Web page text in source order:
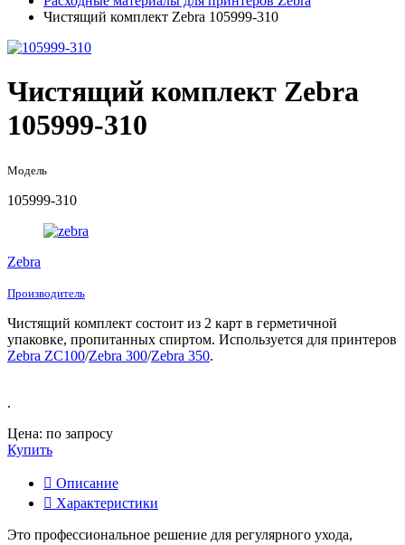
Чистящий комплект Zebra 105999-310
Чистящий комплект Zebra
105999-310
Модель
105999-310
Zebra
Производитель
Чистящий комплект состоит из 2 карт в герметичной
упаковке, пропитанных спиртом. Используется для принтеров
Zebra ZС100/Zebra 300/Zebra 350.
.
Цена: по запросу
Купить
Описание
Характеристики
Это профессиональное решение для регулярного ухода,